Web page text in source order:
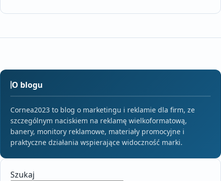
O blogu
Cornea2023 to blog o marketingu i reklamie dla firm, ze
szczególnym naciskiem na reklamę wielkoformatową,
banery, monitory reklamowe, materiały promocyjne i
praktyczne działania wspierające widoczność marki.
Szukaj